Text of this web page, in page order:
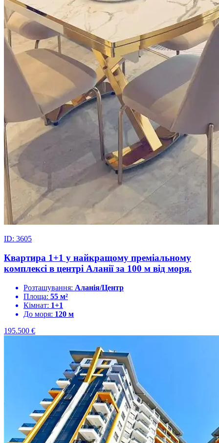
ID: 3605
Квартира 1+1 у найкращому преміальному
комплексі в центрі Аланії за 100 м від моря.
Розташування: Аланія/Центр
Площа: 55 м²
Кімнат: 1+1
До моря: 120 м
195.500 €